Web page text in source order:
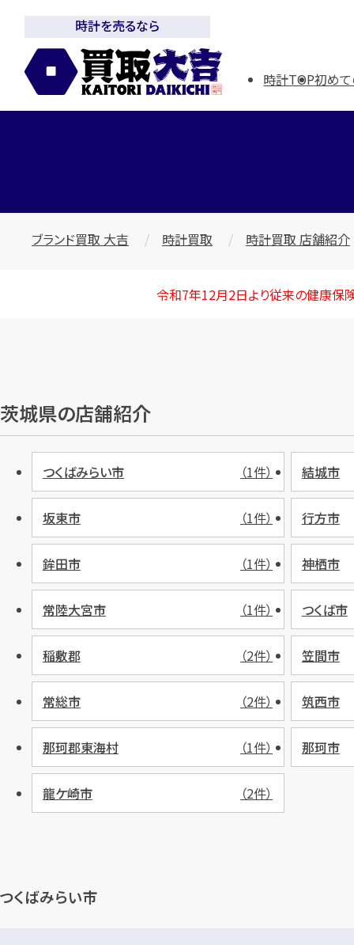
時計を売るなら
時計TOP初め
ブランド買取 大吉 時計買取 時計買取 店舗紹介
令和7年12月2日より従来の健康保
茨城県の店舗紹介
つくばみらい市 （1件） 結城市
坂東市 （1件） 行方市
鉾田市 （1件） 神栖市
常陸大宮市 （1件） つくば市
稲敷郡 （2件） 笠間市
常総市 （2件） 筑西市
那珂郡東海村 （1件） 那珂市
龍ケ崎市 （2件）
つくばみらい市